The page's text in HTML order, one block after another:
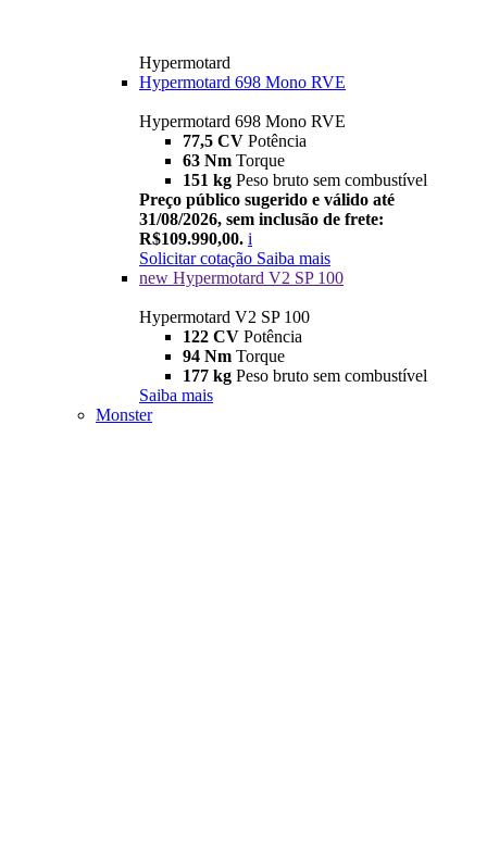
Hypermotard
Hypermotard 698 Mono RVE
Hypermotard 698 Mono RVE
77,5 CV Potência
63 Nm Torque
151 kg Peso bruto sem combustível
Preço público sugerido e válido até
31/08/2026, sem inclusão de frete:
R$109.990,00. i
Solicitar cotação Saiba mais
new Hypermotard V2 SP 100
Hypermotard V2 SP 100
122 CV Potência
94 Nm Torque
177 kg Peso bruto sem combustível
Saiba mais
Monster